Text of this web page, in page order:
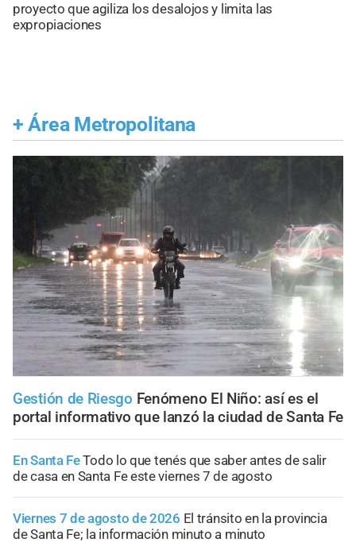
proyecto que agiliza los desalojos y limita las
expropiaciones
+ Área Metropolitana
Gestión de Riesgo Fenómeno El Niño: así es el
portal informativo que lanzó la ciudad de Santa Fe
En Santa FeTodo lo que tenés que saber antes de salir
de casa en Santa Fe este viernes 7 de agosto
Viernes 7 de agosto de 2026 El tránsito en la provincia
de Santa Fe; la información minuto a minuto